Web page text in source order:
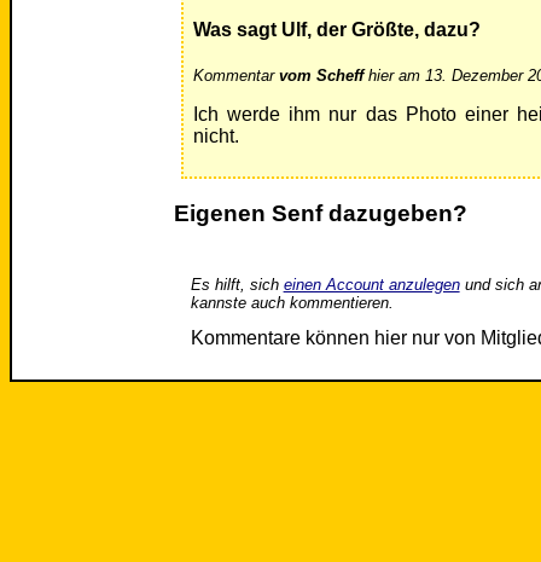
Was sagt Ulf, der Größte, dazu?
Kommentar vom Scheffhier am 13. Dezember
Ich werde ihm nur das Photo einer
nicht.
Eigenen Senf dazugeben?
Es hilft, sich einen Account anzulegenund sich
kannste auch kommentieren.
Kommentare können hier nur von